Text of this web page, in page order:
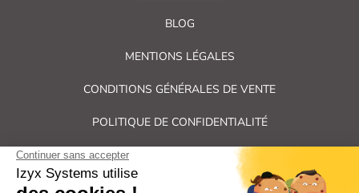
BLOG
MENTIONS LÉGALES
CONDITIONS GÉNÉRALES DE VENTE
POLITIQUE DE CONFIDENTIALITÉ